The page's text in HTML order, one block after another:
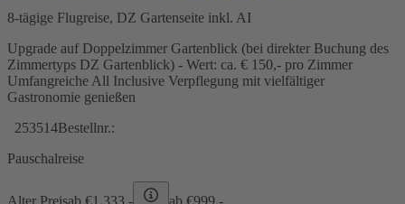
8-tägige Flugreise, DZ Gartenseite inkl. AI
Upgrade auf Doppelzimmer Gartenblick (bei direkter Buchung des
Zimmertyps DZ Gartenblick) - Wert: ca. € 150,- pro Zimmer
Umfangreiche All Inclusive Verpflegung mit vielfältiger
Gastronomie genießen
253514Bestellnr.:
Pauschalreise
Alter Preisab €1.333,- ab €999,-